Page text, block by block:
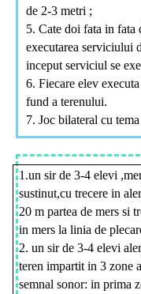
de 2-3 metri ;
5. Cate doi fata in fata
executarea serviciului
inceput serviciul se
6. Fiecare elev
fund a terenului.
7. Joc bilateral cu
1.un sir de 3-4 elevi
sustinut,cu trecere in
20 m partea de mers si
in mers la linia de
2. un sir de 3-4 elevi
teren impartit in 3 zone
semnal sonor: in prima